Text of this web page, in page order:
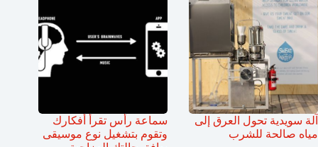
آلة سويدية تحول العرق إلى
مياه صالحة للشرب
سماعة رأس تقرأ أفكارك
وتقوم بتشغيل نوع موسيقى